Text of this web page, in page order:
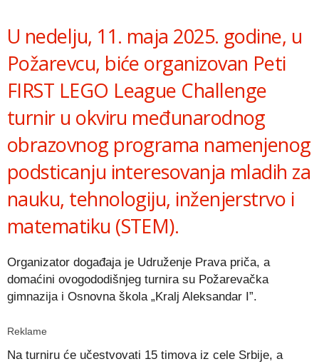
U nedelju, 11. maja 2025. godine, u
Požarevcu, biće organizovan Peti
FIRST LEGO League Challenge
turnir u okviru međunarodnog
obrazovnog programa namenjenog
podsticanju interesovanja mladih za
nauku, tehnologiju, inženjerstrvo i
matematiku (STEM).
Organizator događaja je Udruženje Prava priča, a
domaćini ovogododišnjeg turnira su Požarevačka
gimnazija i Osnovna škola „Kralj Aleksandar I”.
Reklame
Na turniru će učestvovati 15 timova iz cele Srbije, a